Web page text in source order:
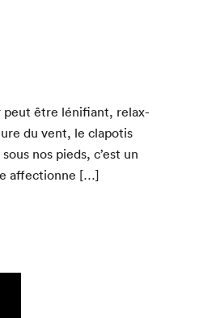
peut être lénifi­ant, relax­
du vent, le clapo­tis
nos pieds, c’est un
affectionne […]